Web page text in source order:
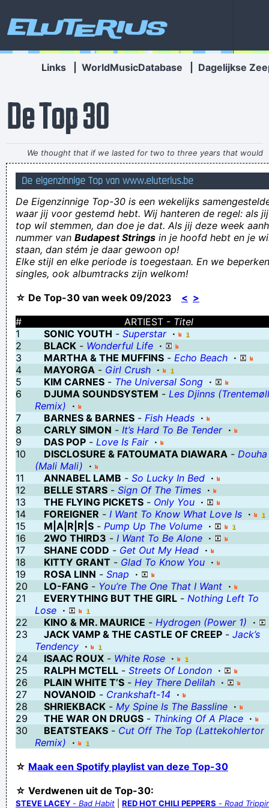
Eluterius
Links WorldMusicDatabase Dagelijkse
De Top 30
We thought that if we lasted for two to three years that would
be fantastic~ Ringo Starr
De aftrap wordt vijf minuten uitgesteld omdat het veld van
Sclessin door Bengaals vuur onder een rookgordijn ligt. Dat is
meteen het boeiendste wat er vanavond gebeurd is.
Jork Ponterneft, een tweederanKsacteur, zo zot als een
achterdeur, en met een ontembare angst voor reservewielen,
toont NOOIT zijn solidariteit
hooi in de schuur en regen op de daken hebben niets met elkaar
te maken
beter een half ei dan een houten kop
OVER 2,000,000,000 SERVED
gejingeerd is oud gedaan
Joop Stakelnek, onlangs gepensioneerd. Overal waar hij langs
En? Nog naar ZWA gaan kijken? Nee, geen tijtgat
Met Jezuss in je kont, schijt je gezond
De DJ's van tegenwoordig op de radio lullen te veel, je kan geen
enkele plaat ganshoren
Heej Omer heb je weer jeuk aan je ster? Heej ja heej ja hooow!
Ja tijdens de vakantie doet het klimaat er niet toe precies he ...
irritant kind
Verknoei je tijd op een nuttige manier!
Geej se lèllike voel hod!
De eigenzinnige Top van www.eluterius.be
De Eigenzinnige Top-30 is een wekelijks
waar jij voor gestemd hebt. Wij hanteren de regel: als
top wil stemmen, dan doe je dat. Als jij deze week
nummer van Budapest Strings in je hoofd hebt en je
staan, dan stém je daar gewoon op!
Elke stijl en elke periode is toegestaan. En we
singles, ook albumtracks zijn welkom!
☆ De Top-30 van week 09/2023 < >
#
ARTIEST - Titel
1
SONIC YOUTH - Superstar ·
2
BLACK - Wonderful Life ·
3
MARTHA & THE MUFFINS - Echo Beach ·
4
MAYORGA - Girl Crush ·
5
KIM CARNES - The Universal Song ·
6
DJUMA SOUNDSYSTEM - Les Djinns
Remix) ·
7
BARNES & BARNES - Fish Heads ·
8
CARLY SIMON - It’s Hard To Be Tender ·
9
DAS POP - Love Is Fair ·
10
DISCLOSURE & FATOUMATA DIAWARA - Douha
(Mali Mali) ·
11
ANNABEL LAMB - So Lucky In Bed ·
12
BELLE STARS - Sign Of The Times ·
13
THE FLYING PICKETS - Only You ·
14
FOREIGNER - I Want To Know What Love Is ·
15
M|A|R|R|S - Pump Up The Volume ·
16
2WO THIRD3 - I Want To Be Alone ·
17
SHANE CODD - Get Out My Head ·
18
KITTY GRANT - Glad To Know You ·
19
ROSA LINN - Snap ·
20
LO-FANG - You’re The One That I Want ·
21
EVERYTHING BUT THE GIRL - Nothing Left To
Lose ·
22
KINO & MR. MAURICE - Hydrogen (Power 1) ·
23
JACK VAMP & THE CASTLE OF CREEP - Jack’s
Tendency ·
24
ISAAC ROUX - White Rose ·
25
RALPH MCTELL - Streets Of London ·
26
PLAIN WHITE T’S - Hey There Delilah ·
27
NOVANOID - Crankshaft-14 ·
28
SHRIEKBACK - My Spine Is The Bassline ·
29
THE WAR ON DRUGS - Thinking Of A Place ·
30
BEATSTEAKS - Cut Off The Top (Lattekohlertor
Remix) ·
☆ Maak een Spotify playlist van deze Top-30
☆ Verdwenen uit de Top-30:
STEVE LACEY - Bad Habit RED HOT CHILI PEPPERS - Road